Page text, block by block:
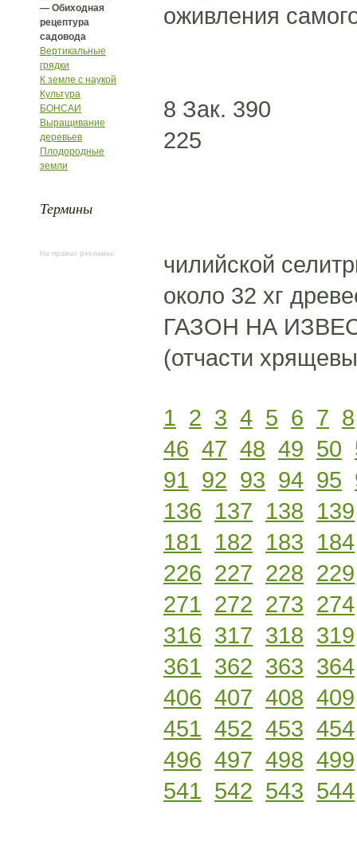
— Обиходная
рецептура
садовода
Вертикальные
грядки
К земле с наукой
Культура
БОНСАИ
Выращивание
деревьев
Плодородные
земли
Термины
На правах рекламы:
оживления
8 Зак. 390
225
чилийской
около 32 хг
ГАЗОН НА
(отчасти
1 2 3 4 5 6 7 8
46 47 48 49 50
91 92 93 94 95
136 137 138 139
181 182 183 184
226 227 228 229
271 272 273 274
316 317 318 319
361 362 363 364
406 407 408 409
451 452 453 454
496 497 498 499
541 542 543 544